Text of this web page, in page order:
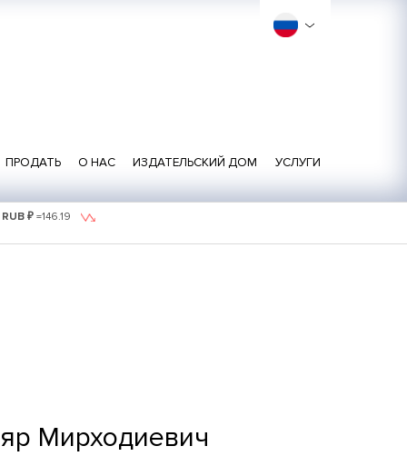
ПРОДАТЬ О НАС ИЗДАТЕЛЬСКИЙ ДОМ УСЛУГИ
RUB ₽ =146.19
Мирходиевич